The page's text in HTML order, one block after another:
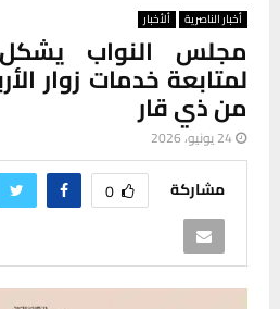
أخبار الناصرية ألأخبار
مجلس النواب يشكل
لمتابعة خدمات زوار
من ذي قار
24 يونيو، 2026
مشاركة 0